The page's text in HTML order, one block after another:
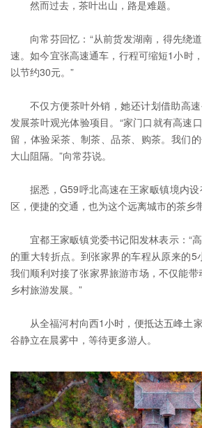
然而过去，茶叶出山，路是难题。
向常芬回忆：“从前货发湖南，得先绕
速。如今宜张高速通车，行程可缩短1小时
以节约30元。”
不仅方便茶叶外销，她还计划借助高
发展茶叶观光体验项目。“家门口就有高速
留，体验采茶、制茶、品茶、购茶。我们
大山阻隔。”向常芬说。
据悉，G59呼北高速在王家畈镇境内
区，便捷的交通，也为这个远离城市的茶乡
宜都王家畈镇党委书记阳发林表示：“
的重大转折点。到张家界的车程从原来的5
我们顺利对接了张家界旅游市场，不仅能带
乡村旅游发展。”
从全福河村向西1小时，便抵达五峰土家
谷静立在晨雾中，等待更多游人。